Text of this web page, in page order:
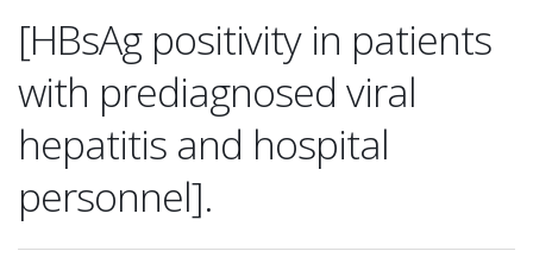
[HBsAg positivity in patients
with prediagnosed viral
hepatitis and hospital
personnel].